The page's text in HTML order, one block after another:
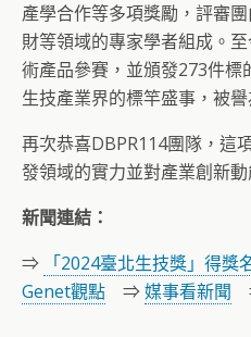
產學合作等多項獎勵，評審
財等領域的專家學者組成。
術產品參賽，並頒發273件標
生技產業界的標竿盛事，被
再次恭喜DBPR114團隊，這
發領域的實力並對產業創新
新聞連結：
⇒
「2024臺北生技獎」得獎
Genet觀點 ⇒媒事看新聞